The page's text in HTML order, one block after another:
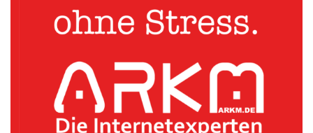
arbeiten sie in einer Private Secure Cloud, die die höchsten
Datenschutzanforderungen erfüllt.